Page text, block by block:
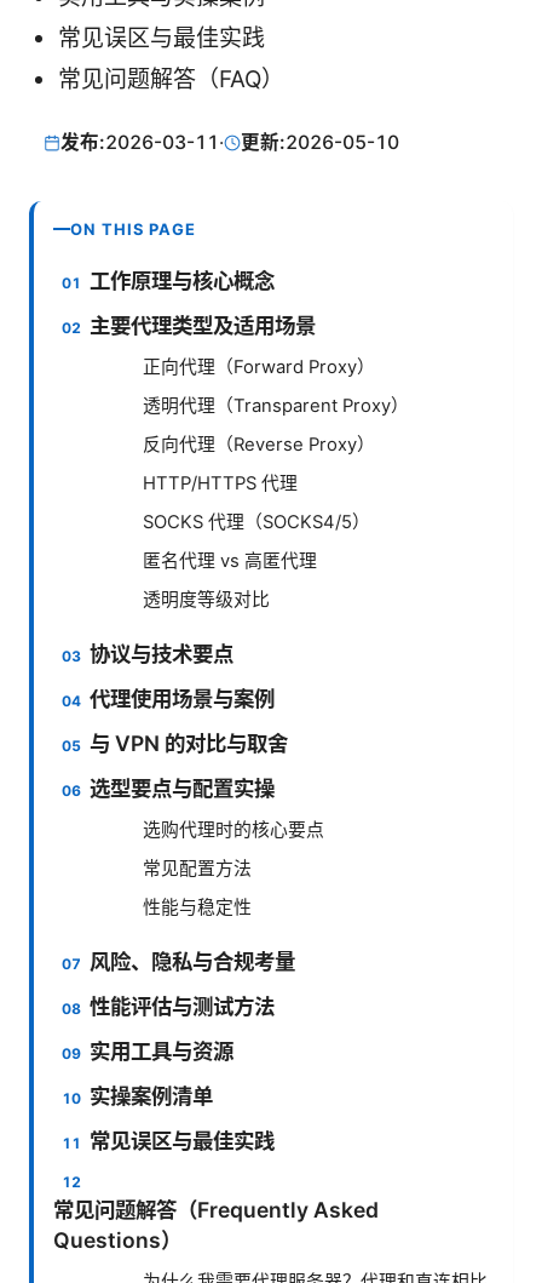
常见误区与最佳实践
常见问题解答（FAQ）
发布:2026-03-11 · 更新:2026-05-10
ON THIS PAGE
工作原理与核心概念
主要代理类型及适用场景
正向代理（Forward Proxy）
透明代理（Transparent Proxy）
反向代理（Reverse Proxy）
HTTP/HTTPS 代理
SOCKS 代理（SOCKS4/5）
匿名代理 vs 高匿代理
透明度等级对比
协议与技术要点
代理使用场景与案例
与 VPN 的对比与取舍
选型要点与配置实操
选购代理时的核心要点
常见配置方法
性能与稳定性
风险、隐私与合规考量
性能评估与测试方法
实用工具与资源
实操案例清单
常见误区与最佳实践
常见问题解答（Frequently Asked
Questions）